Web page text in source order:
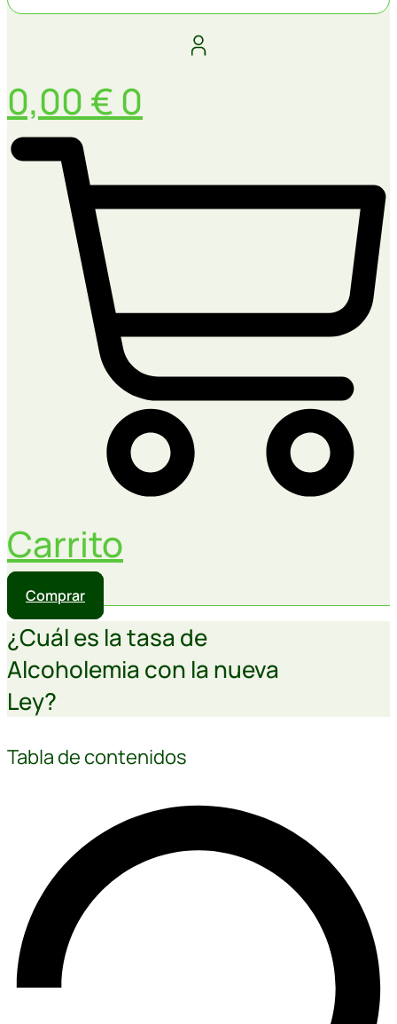
0,00 € 0
Carrito
Comprar
¿Cuál es la tasa de
Alcoholemia con la nueva
Ley?
Tabla de contenidos